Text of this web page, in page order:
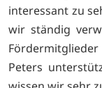
interessant zu
wir ständig
Peters